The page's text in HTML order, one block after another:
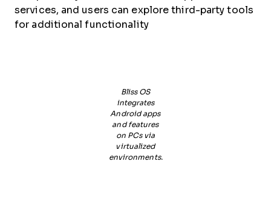
services, and users can explore third-party tools
for additional functionality
Bliss OS
integrates
Android apps
and features
on PCs via
virtualized
environments.